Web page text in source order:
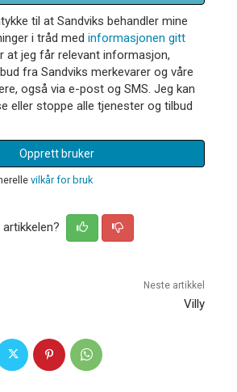
til at Sandviks behandler mine
i tråd med informasjonen gitt
at jeg får relevant informasjon,
fra Sandviks merkevarer og våre
også via e-post og SMS. Jeg kan
eller stoppe alle tjenester og tilbud
Opprett bruker
vilkår for bruk
Neste artikkel
Villy